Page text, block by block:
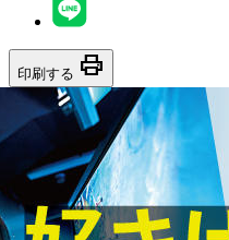
印刷する print